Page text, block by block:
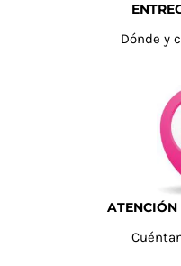
Dónde y